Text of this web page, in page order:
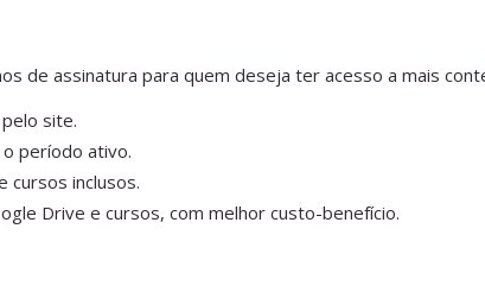
de assinatura para quem deseja ter acesso a mais
site.
período ativo.
cursos inclusos.
Drive e cursos, com melhor custo-benefício.